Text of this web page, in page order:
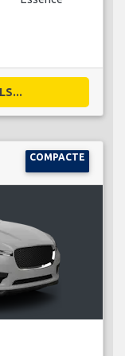
COMPACTE